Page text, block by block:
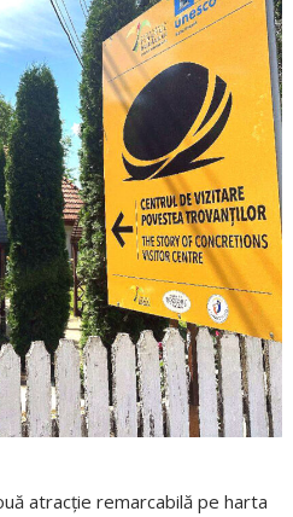
atracție remarcabilă pe harta